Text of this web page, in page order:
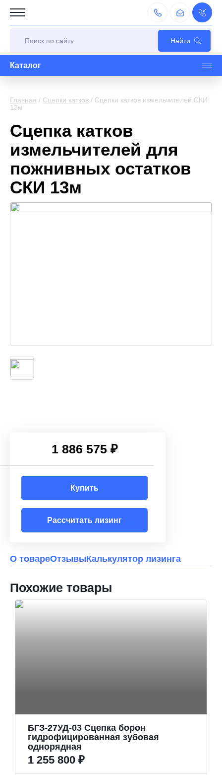
Каталог
Главная / Cцепки катков / Сцепки катков измельчителей СКИ
13м
Сцепка катков
измельчителей для
пожнивных остатков
СКИ 13м
1 886 575 ₽
Купить
Рассчитать лизинг
О товареОтзывыКалькулятор лизинга
Похожие товары
БГЗ-27УД-03 Сцепка борон
гидрофицированная зубовая
однорядная
1 255 800 ₽